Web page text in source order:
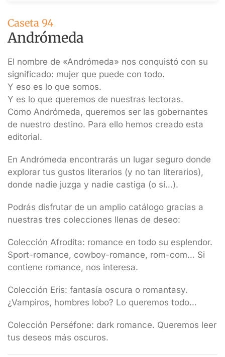
Caseta 94
Andrómeda
El nombre de «Andrómeda» nos conquistó con su
significado: mujer que puede con todo.
Y eso es lo que somos.
Y es lo que queremos de nuestras lectoras.
Como Andrómeda, queremos ser las gobernantes
de nuestro destino. Para ello hemos creado esta
editorial.
En Andrómeda encontrarás un lugar seguro donde
explorar tus gustos literarios (y no tan literarios),
donde nadie juzga y nadie castiga (o sí…).
Podrás disfrutar de un amplio catálogo gracias a
nuestras tres colecciones llenas de deseo:
Colección Afrodita: romance en todo su esplendor.
Sport-romance, cowboy-romance, rom-com… Si
contiene romance, nos interesa.
Colección Eris: fantasía oscura o romantasy.
¿Vampiros, hombres lobo? Lo queremos todo…
Colección Perséfone: dark romance. Queremos leer
tus deseos más oscuros.